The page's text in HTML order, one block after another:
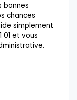
bonnes
chances
simplement
et vous